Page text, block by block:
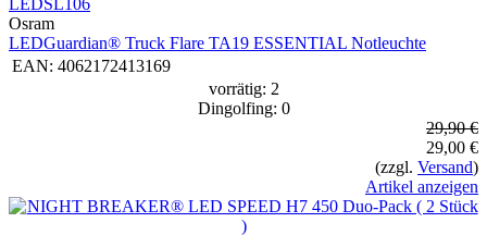
LEDSL106
Osram
LEDGuardian® Truck Flare TA19 ESSENTIAL Notleuchte
EAN: 4062172413169
vorrätig: 2
Dingolfing: 0
29,90 €
29,00 €
(zzgl. Versand)
Artikel anzeigen